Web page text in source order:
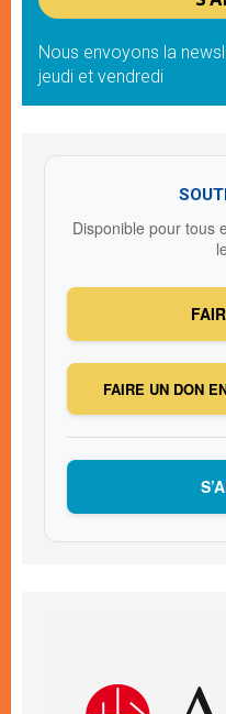
Nous envoyons la
jeudi et vendredi
Disponible pour tous
FAIRE UN DON